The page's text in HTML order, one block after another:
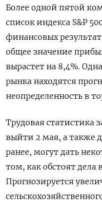
Более одной пятой
список индекса S&P
финансовых
общее значение
вырастет на 8,4%.
рынка находятся
неопределенность в
Трудовая статистика
выйти 2 мая, а также
ранее, могут дать
том, как обстоят дела
Прогнозируется